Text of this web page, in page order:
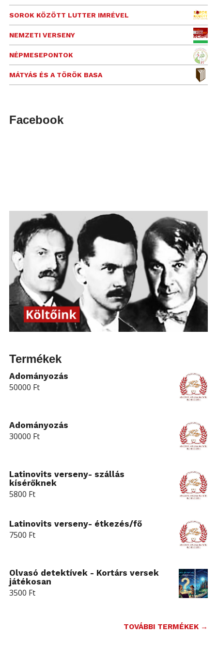
SOROK KÖZÖTT LUTTER IMRÉVEL
NEMZETI VERSENY
NÉPMESEPONTOK
MÁTYÁS ÉS A TÖRÖK BASA
Facebook
Termékek
Adományozás
50000 Ft
Adományozás
30000 Ft
Latinovits verseny- szállás
kísérőknek
5800 Ft
Latinovits verseny- étkezés/fő
7500 Ft
Olvasó detektívek - Kortárs versek
játékosan
3500 Ft
TOVÁBBI TERMÉKEK →